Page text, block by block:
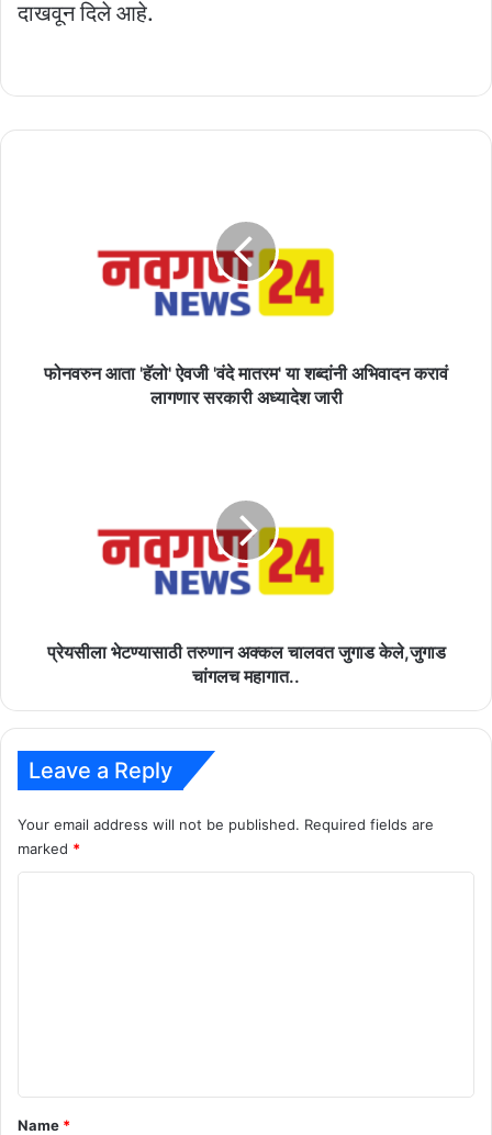
दाखवून दिले आहे.
करावंफोनवरुन आता 'हॅलो' ऐवजी 'वंदे मातरम' या शब्दांनी अभिवादन करावं
लागणार सरकारी अध्यादेश जारी
प्रेयसीला भेटण्यासाठी तरुणान अक्कल चालवत जुगाड केले,जुगाड
चांगलच महागात..
Leave a Reply
Your email address will not be published. Required fields are
marked *
*
Name *